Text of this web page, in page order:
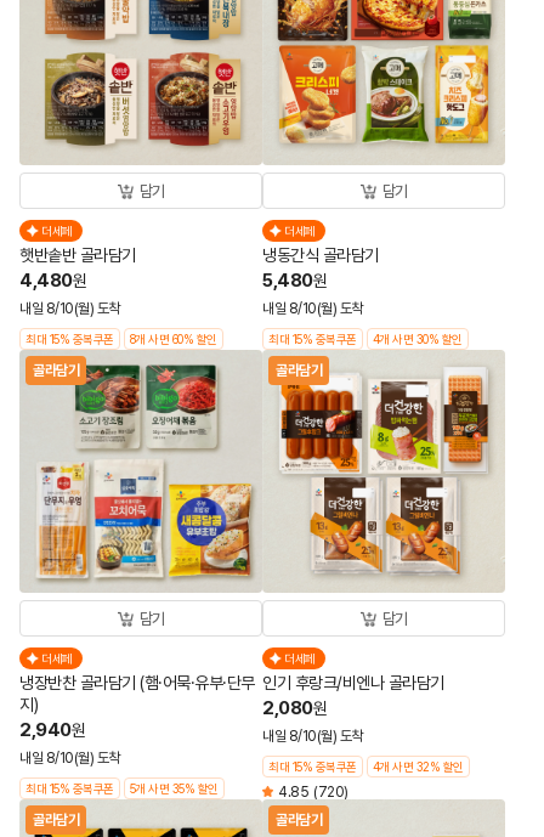
담기
더세페
햇반솥반 골라담기
4,480원
내일 8/10(월) 도착
최대 15% 중복쿠폰 8개 사면 60% 할인
담기
더세페
냉동간식 골라담기
5,480원
내일 8/10(월) 도착
최대 15% 중복쿠폰 4개 사면 30% 할인
골라담기
담기
더세페
냉장반찬 골라담기 (햄·어묵·유부·단무
지)
2,940원
내일 8/10(월) 도착
최대 15% 중복쿠폰 5개 사면 35% 할인
골라담기
담기
더세페
인기 후랑크/비엔나 골라담기
2,080원
내일 8/10(월) 도착
최대 15% 중복쿠폰 4개 사면 32% 할인
4.85 (720)
골라담기
골라담기